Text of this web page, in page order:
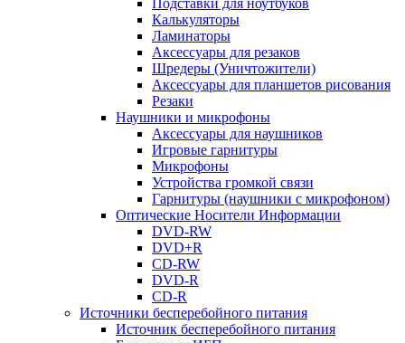
Подставки для ноутбуков
Калькуляторы
Ламинаторы
Аксессуары для резаков
Шредеры (Уничтожители)
Аксессуары для планшетов рисования
Резаки
Наушники и микрофоны
Аксессуары для наушников
Игровые гарнитуры
Микрофоны
Устройства громкой связи
Гарнитуры (наушники с микрофоном)
Оптические Носители Информации
DVD-RW
DVD+R
CD-RW
DVD-R
CD-R
Источники бесперебойного питания
Источник бесперебойного питания